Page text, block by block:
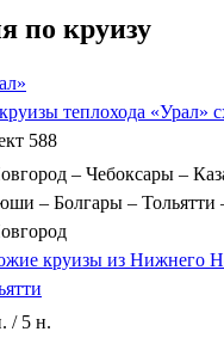
по круизу
теплохода «Урал»
588
– Чебоксары –
– Болгары – Тольятти
круизы из Нижнего
/ 5 н.